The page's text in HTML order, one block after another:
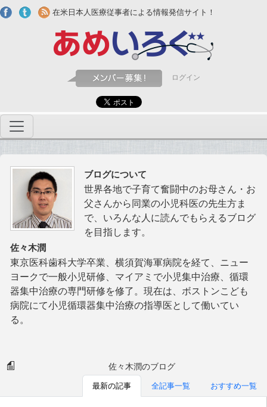
Skip to main content
在米日本人医療従事者による情報発信サイト！
ログイン
ブログについて
世界各地で子育て奮闘中のお母さん・お
父さんから同業の小児科医の先生方ま
で、いろんな人に読んでもらえるブログ
を目指します。
佐々木潤
東京医科歯科大学卒業、横須賀海軍病院を経て、ニュー
ヨークで一般小児研修、マイアミで小児集中治療、循環
器集中治療の専門研修を修了。現在は、ボストンこども
病院にて小児循環器集中治療の指導医として働いてい
る。
佐々木潤のブログ
最新の記事 全記事一覧 おすすめ一覧